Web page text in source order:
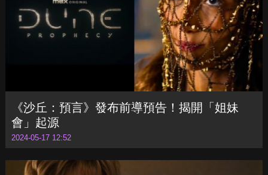
2024-05-24 18:00